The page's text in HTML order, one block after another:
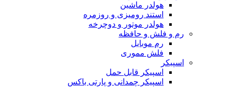
هولدر ماشین
استند رومیزی و روزمره
هولدر موتور و دوچرخه
رم و فلش و حافظه
رم موبایل
فلش مموری
اسپیکر
اسپیکر قابل حمل
اسپیکر چمدانی و پارتی باکس